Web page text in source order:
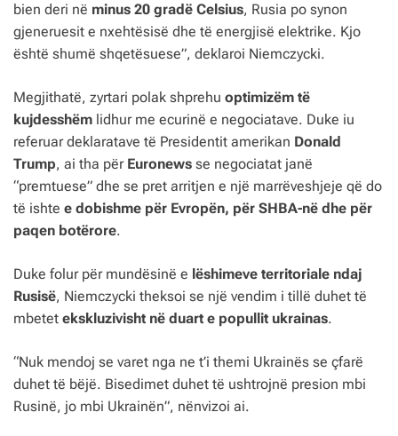
bien deri në minus 20 gradë Celsius, Rusia po synon
gjeneruesit e nxehtësisë dhe të energjisë elektrike. Kjo
është shumë shqetësuese”, deklaroi Niemczycki.
Megjithatë, zyrtari polak shprehu optimizëm të
kujdesshëm lidhur me ecurinë e negociatave. Duke iu
referuar deklaratave të Presidentit amerikan Donald
Trump, ai tha për Euronews se negociatat janë
“premtuese” dhe se pret arritjen e një marrëveshjeje që do
të ishte e dobishme për Evropën, për SHBA-në dhe për
paqen botërore.
Duke folur për mundësinë e lëshimeve territoriale ndaj
Rusisë, Niemczycki theksoi se një vendim i tillë duhet të
mbetet ekskluzivisht në duart e popullit ukrainas.
“Nuk mendoj se varet nga ne t’i themi Ukrainës se çfarë
duhet të bëjë. Bisedimet duhet të ushtrojnë presion mbi
Rusinë, jo mbi Ukrainën”, nënvizoi ai.